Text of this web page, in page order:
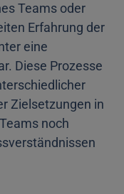
Teams oder
Erfahrung der
eine
Diese Prozesse
Zielsetzungen in
noch